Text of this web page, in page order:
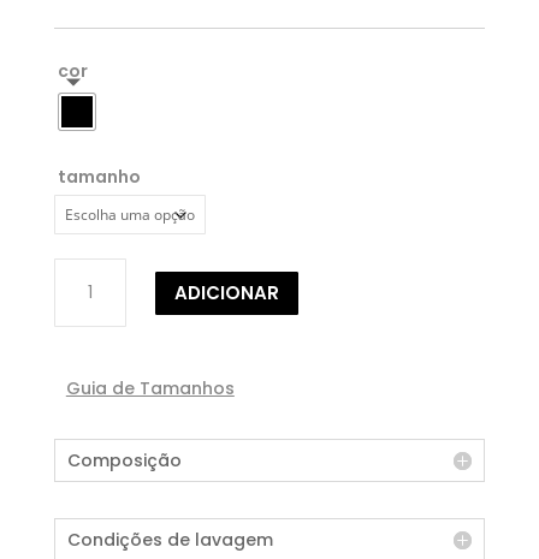
cor
tamanho
Quantidade
TÚNICA
ADICIONAR
Guia de Tamanhos
Composição
Condições de lavagem